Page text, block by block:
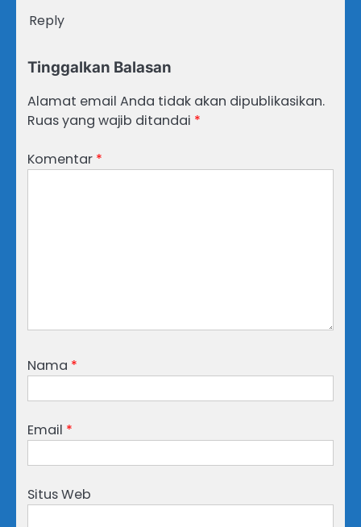
Reply
Tinggalkan Balasan
Alamat email Anda tidak akan dipublikasikan.
Ruas yang wajib ditandai *
Komentar *
Nama *
Email *
Situs Web